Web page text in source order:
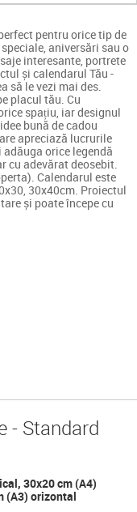
pentru orice tip de
aniversări sau o
interesante, portrete
și calendarul Tău -
să le vezi mai des.
placul tău. Cu
spațiu, iar designul
bună de cadou
apreciază lucrurile
orice legendă
cu adevărat deosebit.
Calendarul este
30x40cm. Proiectul
și poate începe cu
- Standard
30x20 cm (A4)
(A3) orizontal